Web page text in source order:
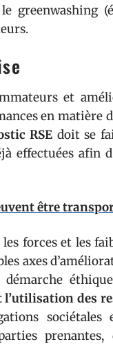
greenwashing
et
en matière
RSE doit se
effectuées afin
être
forces et les
axes
des
sociétales
prenantes,